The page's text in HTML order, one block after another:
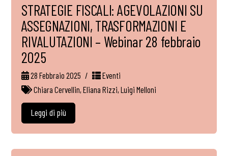
STRATEGIE FISCALI: AGEVOLAZIONI SU
ASSEGNAZIONI, TRASFORMAZIONI E
RIVALUTAZIONI – Webinar 28 febbraio
2025
28 Febbraio 2025
Eventi
Chiara Cervellin,Eliana Rizzi,Luigi Melloni
Leggi di più